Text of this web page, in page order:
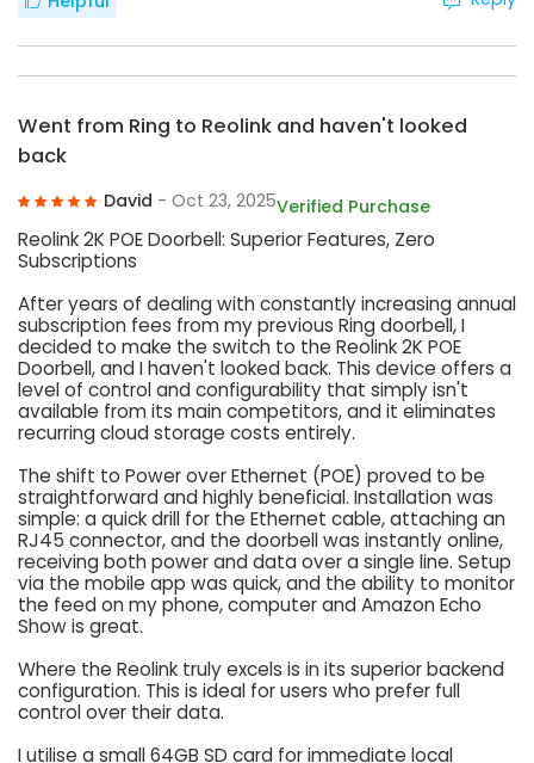
Went from Ring to Reolink and haven't looked
back
David - Oct 23, 2025Verified Purchase
Reolink 2K POE Doorbell: Superior Features, Zero
Subscriptions
After years of dealing with constantly increasing annual
subscription fees from my previous Ring doorbell, I
decided to make the switch to the Reolink 2K POE
Doorbell, and I haven't looked back. This device offers a
level of control and configurability that simply isn't
available from its main competitors, and it eliminates
recurring cloud storage costs entirely.
The shift to Power over Ethernet (POE) proved to be
straightforward and highly beneficial. Installation was
simple: a quick drill for the Ethernet cable, attaching an
RJ45 connector, and the doorbell was instantly online,
receiving both power and data over a single line. Setup
via the mobile app was quick, and the ability to monitor
the feed on my phone, computer and Amazon Echo
Show is great.
Where the Reolink truly excels is in its superior backend
configuration. This is ideal for users who prefer full
control over their data.
I utilise a small 64GB SD card for immediate local